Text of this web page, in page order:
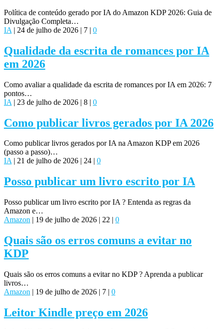
Política de conteúdo gerado por IA do Amazon KDP 2026: Guia de
Divulgação Completa…
IA | 24 de julho de 2026 | 7 | 0
Qualidade da escrita de romances por IA
em 2026
Como avaliar a qualidade da escrita de romances por IA em 2026: 7
pontos…
IA | 23 de julho de 2026 | 8 | 0
Como publicar livros gerados por IA 2026
Como publicar livros gerados por IA na Amazon KDP em 2026
(passo a passo)…
IA | 21 de julho de 2026 | 24 | 0
Posso publicar um livro escrito por IA
Posso publicar um livro escrito por IA ? Entenda as regras da
Amazon e…
Amazon | 19 de julho de 2026 | 22 | 0
Quais são os erros comuns a evitar no
KDP
Quais são os erros comuns a evitar no KDP ? Aprenda a publicar
livros…
Amazon | 19 de julho de 2026 | 7 | 0
Leitor Kindle preço em 2026